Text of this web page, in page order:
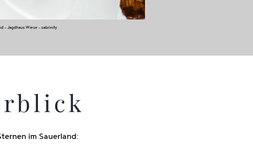
– Jagdhaus Wiese – sabrinity
im Sauerland: